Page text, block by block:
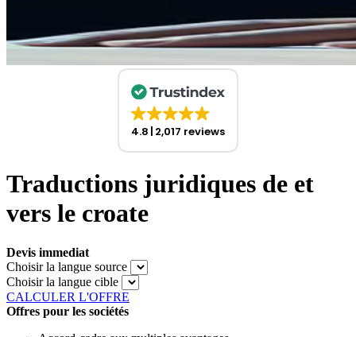
4.8 2,017 reviews
Traductions juridiques de et
vers le croate
Devis immediat
Choisir la langue source
Choisir la langue cible
CALCULER L'OFFRE
Offres pour les sociétés